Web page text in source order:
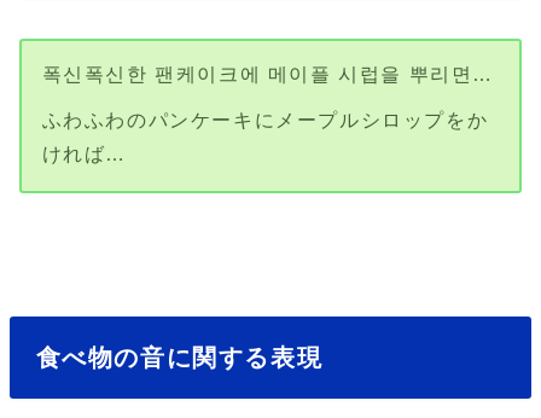
폭신폭신한 팬케이크에 메이플 시럽을 뿌리면…
ふわふわのパンケーキにメープルシロップをか
ければ…
食べ物の音に関する表現